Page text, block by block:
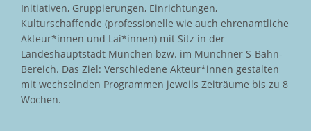
Initiativen, Gruppierungen, Einrichtungen,
Kulturschaffende (professionelle wie auch ehrenamtliche
Akteur*innen und Lai*innen) mit Sitz in der
Landeshauptstadt München bzw. im Münchner S-Bahn-
Bereich. Das Ziel: Verschiedene Akteur*innen gestalten
mit wechselnden Programmen jeweils Zeiträume bis zu 8
Wochen.